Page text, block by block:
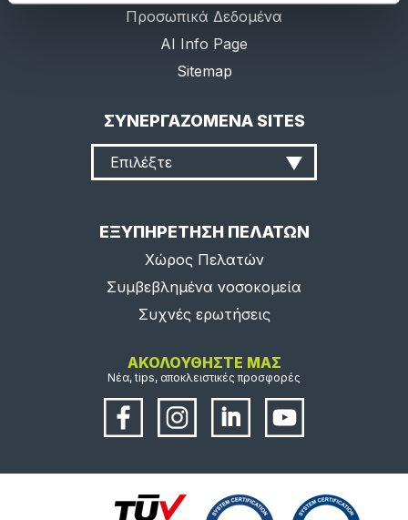
Προσωπικά Δεδομένα
AI Info Page
Sitemap
ΣΥΝΕΡΓΑΖΟΜΕΝΑ SITES
Επιλέξτε
ΕΞΥΠΗΡΕΤΗΣΗ ΠΕΛΑΤΩΝ
Χώρος Πελατών
Συμβεβλημένα νοσοκομεία
Συχνές ερωτήσεις
ΑΚΟΛΟΥΘΗΣΤΕ ΜΑΣ
Νέα, tips, αποκλειστικές προσφορές